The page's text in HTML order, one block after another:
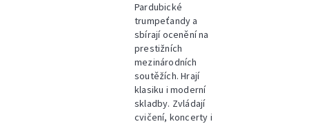
Pardubické
trumpeťandy a
sbírají ocenění na
prestižních
mezinárodních
soutěžích. Hrají
klasiku i moderní
skladby. Zvládají
cvičení, koncerty i